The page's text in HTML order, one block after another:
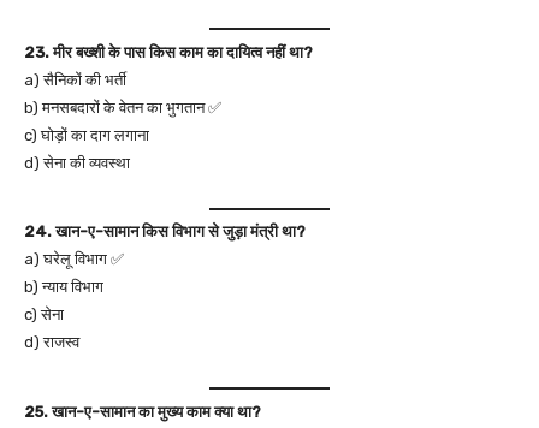
23. मीर बख्शी के पास किस काम का दायित्व नहीं था?
a) सैनिकों की भर्ती
b) मनसबदारों के वेतन का भुगतान ✅
c) घोड़ों का दाग लगाना
d) सेना की व्यवस्था
24. खान-ए-सामान किस विभाग से जुड़ा मंत्री था?
a) घरेलू विभाग ✅
b) न्याय विभाग
c) सेना
d) राजस्व
25. खान-ए-सामान का मुख्य काम क्या था?